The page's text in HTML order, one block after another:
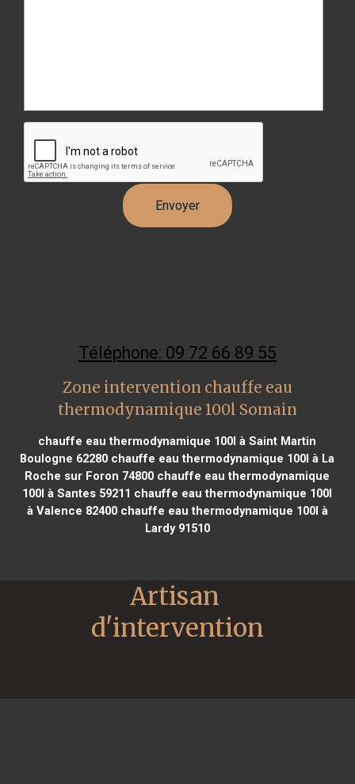
Téléphone: 09 72 66 89 55
Zone intervention chauffe eau
thermodynamique 100l Somain
chauffe eau thermodynamique 100l à Saint Martin
Boulogne 62280 chauffe eau thermodynamique 100l à La
Roche sur Foron 74800 chauffe eau thermodynamique
100l à Santes 59211 chauffe eau thermodynamique 100l
à Valence 82400chauffe eau thermodynamique 100l à
Lardy 91510
Artisan
d'intervention